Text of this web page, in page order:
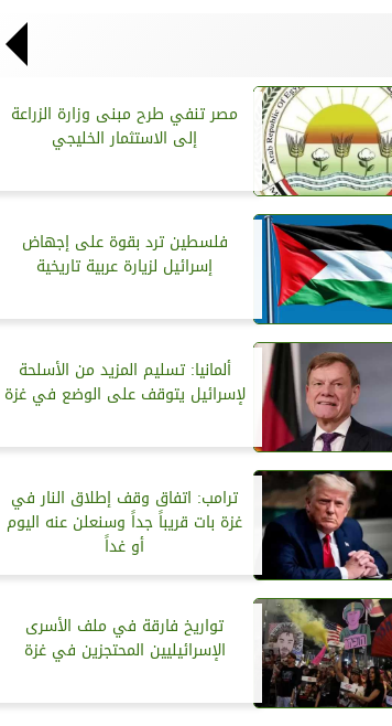
مصر تنفي طرح مبنى وزارة الزراعة
إلى الاستثمار الخليجي
فلسطين ترد بقوة على إجهاض
إسرائيل لزيارة عربية تاريخية
ألمانيا: تسليم المزيد من الأسلحة
لإسرائيل يتوقف على الوضع في غزة
ترامب: اتفاق وقف إطلاق النار في
غزة بات قريباً جداً وسنعلن عنه اليوم
أو غداً
تواريخ فارقة في ملف الأسرى
الإسرائيليين المحتجزين في غزة